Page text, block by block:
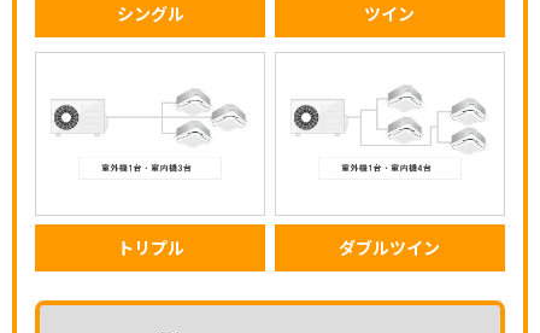
シングル ツイン
トリプル ダブルツイン